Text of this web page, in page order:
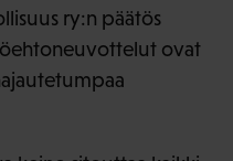
ry:n päätös
ovat